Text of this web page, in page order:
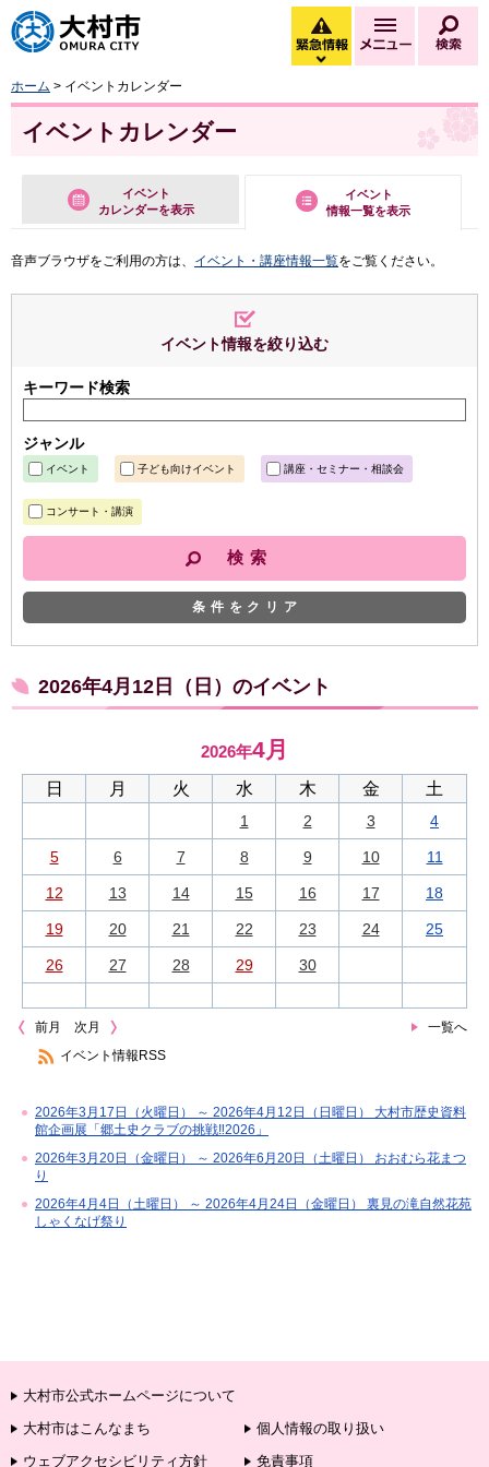
大村市
緊急情報
緊急情報を開く
メニュー
ホーム > イベントカレンダー
イベントカレンダー
イベント
カレンダーを表示
イベント
情報一覧を表示
音声ブラウザをご利用の方は、 イベント・講座情報一覧をご覧ください。
イベント情報を絞り込む
キーワード検索
ジャンル
イベント 子ども向けイベント 講座・セミナー・相談会
コンサート・講演
条件をクリア
2026年4月12日（日）のイベント
2026年4月
日 月 火 水 木 金 土
1 2 3 4
5 6 7 8 9 10 11
12 13 14 15 16 17 18
19 20 21 22 23 24 25
26 27 28 29 30
前月 一覧へ
次月
イベント情報RSS
2026年3月17日（火曜日） ～ 2026年4月12日（日曜日） 大村市歴史資料
館企画展「郷土史クラブの挑戦‼2026」
2026年3月20日（金曜日） ～ 2026年6月20日（土曜日） おおむら花まつ
り
2026年4月4日（土曜日） ～ 2026年4月24日（金曜日） 裏見の滝自然花苑
しゃくなげ祭り
大村市公式ホームページについて
大村市はこんなまち
個人情報の取り扱い
ウェブアクセシビリティ方針
免責事項